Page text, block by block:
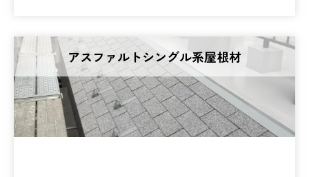
アスファルトシングル系屋根材